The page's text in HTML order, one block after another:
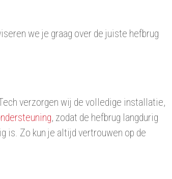
we je graag over de juiste hefbrug
verzorgen wij de volledige installatie,
, zodat de hefbrug langdurig
is. Zo kun je altijd vertrouwen op de